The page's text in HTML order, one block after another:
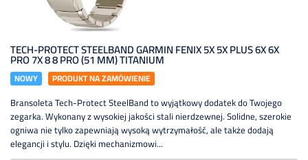
TECH-PROTECT STEELBAND GARMIN FENIX 5X 5X PLUS 6X 6X
PRO 7X 8 8 PRO (51 MM) TITANIUM
NOWY PRODUKT NA ZAMÓWIENIE
Bransoleta Tech-Protect SteelBand to wyjątkowy dodatek do Twojego
zegarka. Wykonany z wysokiej jakości stali nierdzewnej. Solidne, szerokie
ogniwa nie tylko zapewniają wysoką wytrzymałość, ale także dodają
elegancji i stylu. Dzięki mechanizmowi...